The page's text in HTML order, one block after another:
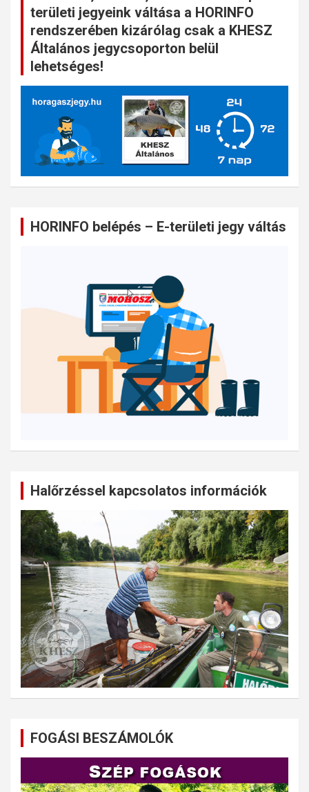
területi jegyeink váltása a HORINFO
rendszerében kizárólag csak a KHESZ
Általános jegycsoporton belül
lehetséges!
HORINFO belépés – E-területi jegy váltás
Halőrzéssel kapcsolatos információk
FOGÁSI BESZÁMOLÓK